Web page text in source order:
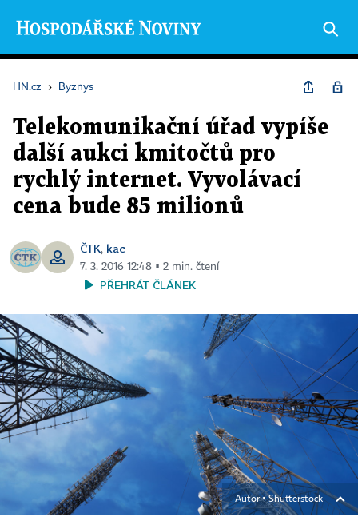
HN.cz › Byznys
Telekomunikační úřad vypíše
další aukci kmitočtů pro
rychlý internet. Vyvolávací
cena bude 85 milionů
ČTK, kac
7. 3. 2016 12:48 ▪ 2 min. čtení
PŘEHRÁT ČLÁNEK
Autor ▪Shutterstock